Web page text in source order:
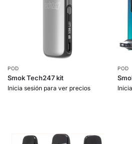
POD
Smok Tech247 kit
Inicia sesión para ver precios
POD